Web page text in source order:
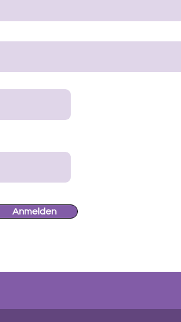
Anmelden